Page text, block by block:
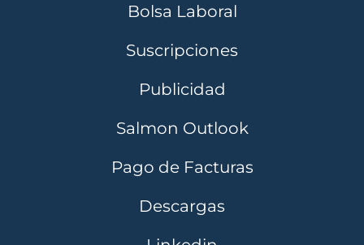
Bolsa Laboral
Suscripciones
Publicidad
Salmon Outlook
Pago de Facturas
Descargas